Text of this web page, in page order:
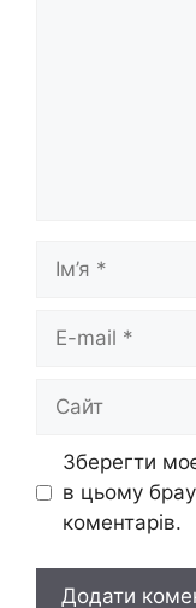
mail
Зберегти
в цьому
коментарів.